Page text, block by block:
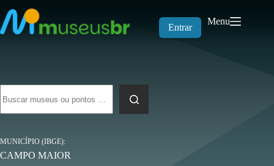
para
o
conteúdo
Entrar
Menu
resultados
MUNICÍPIO (IBGE)
CAMPO MAIOR